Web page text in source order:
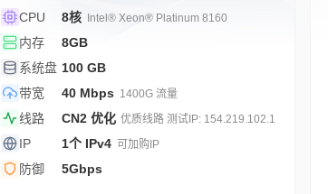
CPU 8核 Intel® Xeon® Platinum 8160
内存
8GB
系统盘 100 GB
带宽
40 Mbps 1400G 流量
线路 CN2 优化 优质线路 测试IP: 154.219.102.1
IP 1个 IPv4 可加购IP
防御 5Gbps